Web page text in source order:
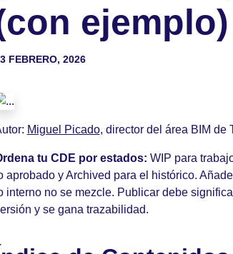
ejemplo)
FEBRERO, 2026
Miguel Picado, director del área BIM de
tu CDE por estados: WIP para
aprobado y Archived para el histórico.
interno no se mezcle. Publicar debe
y se gana trazabilidad.